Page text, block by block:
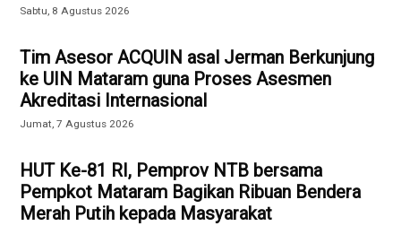
Sabtu, 8 Agustus 2026
Tim Asesor ACQUIN asal Jerman Berkunjung
ke UIN Mataram guna Proses Asesmen
Akreditasi Internasional
Jumat, 7 Agustus 2026
HUT Ke-81 RI, Pemprov NTB bersama
Pempkot Mataram Bagikan Ribuan Bendera
Merah Putih kepada Masyarakat